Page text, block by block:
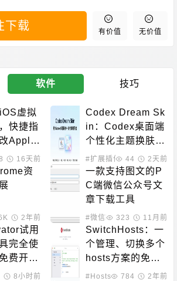
下载 有价值 无价值
软件 技巧
虚拟
快捷指
Apple
16天前
Codex Dream Sk
in：Codex桌面端
个性化主题换肤工
具
#扩展插件 44 2天前
资
2年前
一款支持图文的P
C端微信公众号文
章下载工具
#微信辅助323 11月前
试用
完全使
费开源
下载工具
8小时前
SwitchHosts：一
个管理、切换多个
hosts方案的免费
开源工具
#Hosts管理 #系统增强
784 2年前